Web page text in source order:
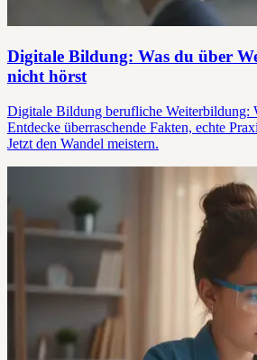
Digitale Bildung: Was du über
nicht hörst
Digitale Bildung berufliche Weiterbildung:
Entdecke überraschende Fakten, echte
Jetzt den Wandel meistern.